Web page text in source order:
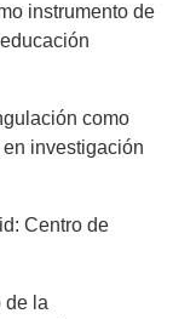
instrumento de
como
investigación
Centro de
de la